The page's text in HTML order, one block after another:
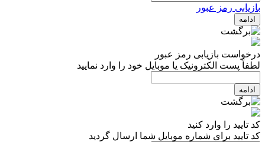
بازیابی رمز عبور
ادامه
درخواست بازیابی رمز عبور
لطفاً پست الکترونیک یا موبایل خود را وارد نمایید
ادامه
کد تایید را وارد کنید
کد تایید برای شماره موبایل شما ارسال گردید